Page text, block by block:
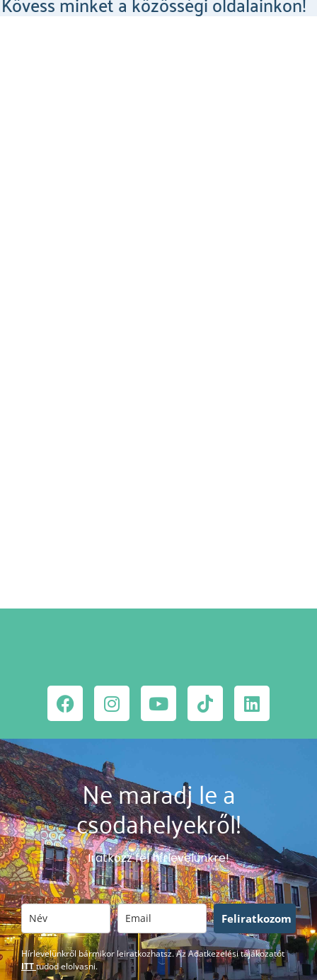
Ne maradj le a
csodahelyekről!
Iratkozz fel hírlevelünkre!
Feliratkozom
Hírlevelünkről bármikor leiratkozhatsz. Az Adatkezelési tájákozatót
ITTtudod elolvasni.